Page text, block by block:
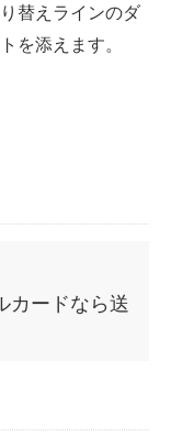
替えラインのダ
を添えます。
カードなら送